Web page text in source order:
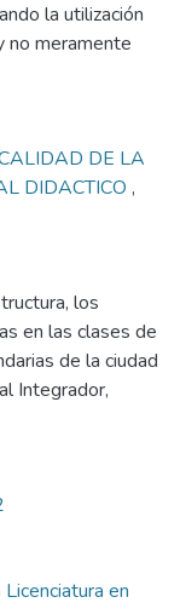
la utilización
no meramente
DE LA
DIDACTICO ,
los
en las clases de
de la ciudad
Integrador,
en